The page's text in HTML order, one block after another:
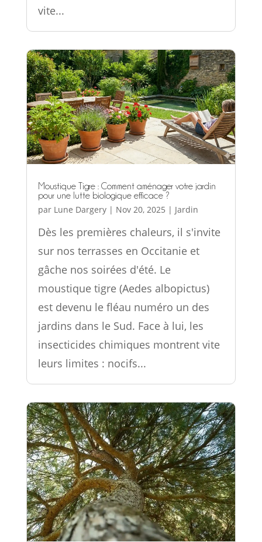
vite...
Moustique Tigre : Comment aménager votre jardin
pour une lutte biologique efficace ?
par Lune Dargery| Nov 20, 2025 | Jardin
Dès les premières chaleurs, il s'invite
sur nos terrasses en Occitanie et
gâche nos soirées d'été. Le
moustique tigre (Aedes albopictus)
est devenu le fléau numéro un des
jardins dans le Sud. Face à lui, les
insecticides chimiques montrent vite
leurs limites : nocifs...